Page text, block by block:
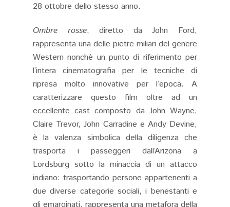
28 ottobre dello stesso anno.
Ombre rosse, diretto da John Ford,
rappresenta una delle pietre miliari del genere
Western nonchè un punto di riferimento per
l’intera cinematografia per le tecniche di
ripresa molto innovative per l’epoca. A
caratterizzare questo film oltre ad un
eccellente cast composto da John Wayne,
Claire Trevor, John Carradine e Andy Devine,
è la valenza simbolica della diligenza che
trasporta i passeggeri dall’Arizona a
Lordsburg sotto la minaccia di un attacco
indiano: trasportando persone appartenenti a
due diverse categorie sociali, i benestanti e